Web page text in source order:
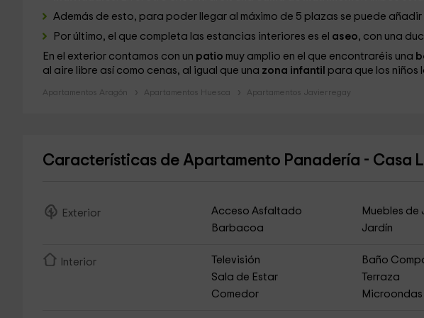
Además de esto, para poder llegar al máximo de 5 plazas se puede añadir
Por último, el que completa las estancias interiores es el aseo, con una
En el exterior contamos con un patio muy amplio en el que encontraréis una
al aire libre así como cenas, al igual que una zona infantil para que los niños
Apartamentos Aragón Apartamentos Huesca Apartamentos Javierregay
Características de Apartamento Panadería - Casa
Exterior Acceso Asfaltado Muebles de
Barbacoa
Jardín
Interior Televisión Baño
Sala de Estar
Terraza
Comedor
Microondas